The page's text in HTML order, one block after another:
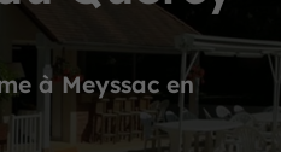
à Meyssac en